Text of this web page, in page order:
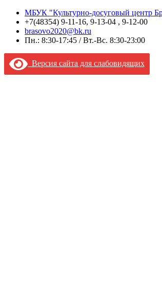
МБУК "Культурно-досуговый центр
+7(48354) 9-11-16, 9-13-04 , 9-12-00
brasovo2020@bk.ru
Пн.: 8:30-17:45 / Вт.-Вс. 8:30-23:00
Версия сайта для слабовидящих